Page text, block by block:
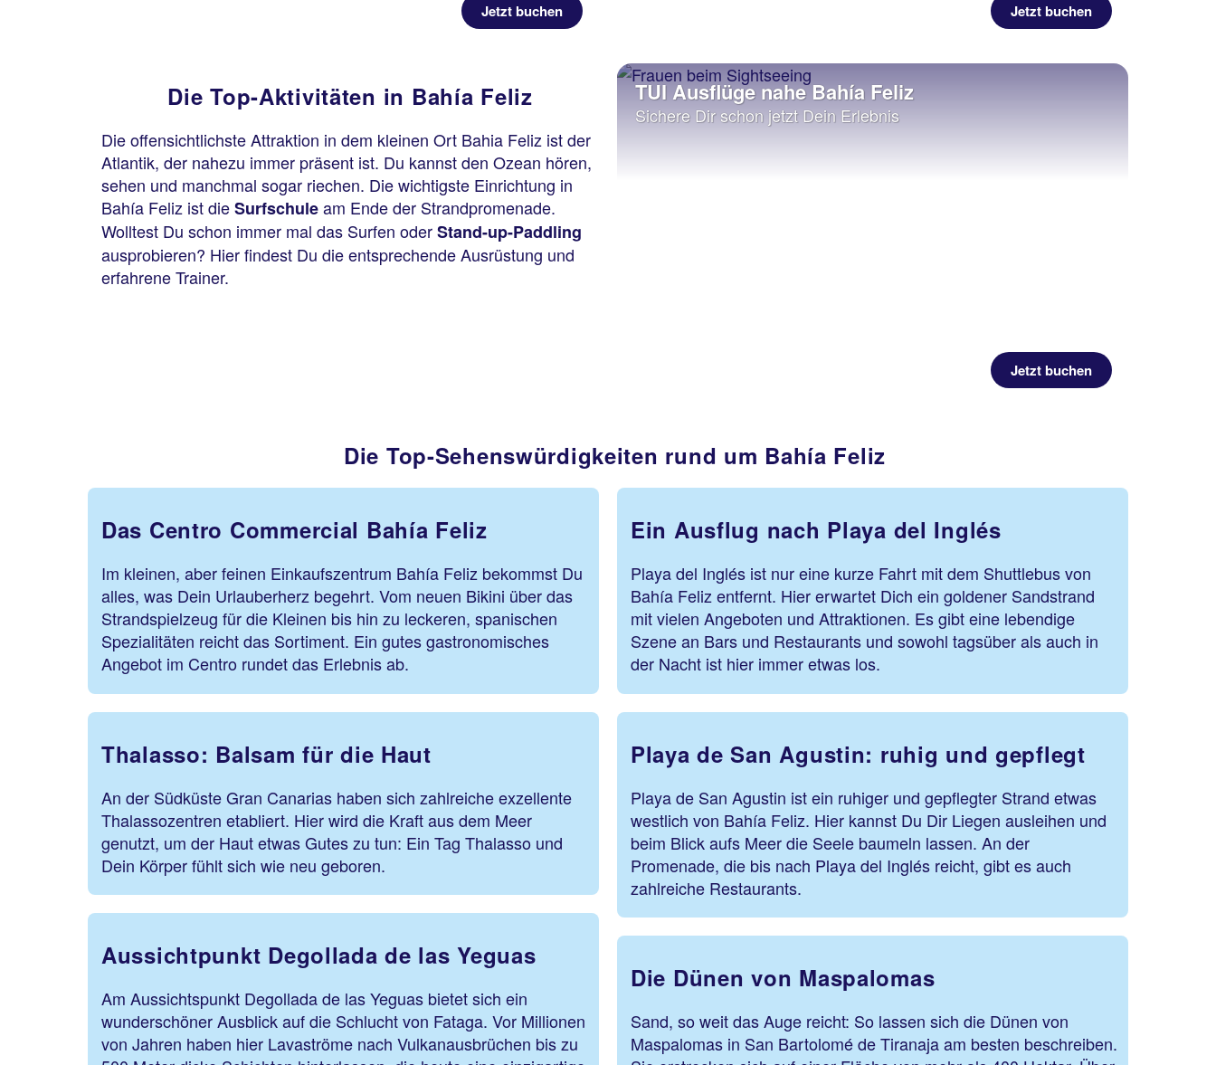
Jetzt buchen Jetzt buchen
Die Top-Aktivitäten in Bahía Feliz
Die offensichtlichste Attraktion in dem kleinen Ort Bahia Feliz ist der
Atlantik, der nahezu immer präsent ist. Du kannst den Ozean hören,
sehen und manchmal sogar riechen. Die wichtigste Einrichtung in
Bahía Feliz ist dieSurfschuleam Ende der Strandpromenade.
Wolltest Du schon immer mal das Surfen oderStand-up-Paddling
ausprobieren? Hier findest Du die entsprechende Ausrüstung und
erfahrene Trainer.
TUI Ausflüge nahe Bahía Feliz
Sichere Dir schon jetzt Dein Erlebnis
Jetzt buchen
Die Top-Sehenswürdigkeiten rund um Bahía Feliz
Das Centro Commercial Bahía Feliz
Im kleinen, aber feinen Einkaufszentrum Bahía Feliz bekommst Du
alles, was Dein Urlauberherz begehrt. Vom neuen Bikini über das
Strandspielzeug für die Kleinen bis hin zu leckeren, spanischen
Spezialitäten reicht das Sortiment. Ein gutes gastronomisches
Angebot im Centro rundet das Erlebnis ab.
Thalasso: Balsam für die Haut
An der Südküste Gran Canarias haben sich zahlreiche exzellente
Thalassozentren etabliert. Hier wird die Kraft aus dem Meer
genutzt, um der Haut etwas Gutes zu tun: Ein Tag Thalasso und
Dein Körper fühlt sich wie neu geboren.
Aussichtpunkt Degollada de las Yeguas
Am Aussichtspunkt Degollada de las Yeguas bietet sich ein
wunderschöner Ausblick auf die Schlucht von Fataga. Vor Millionen
von Jahren haben hier Lavaströme nach Vulkanausbrüchen bis zu
Ein Ausflug nach Playa del Inglés
Playa del Inglés ist nur eine kurze Fahrt mit dem Shuttlebus von
Bahía Feliz entfernt. Hier erwartet Dich ein goldener Sandstrand
mit vielen Angeboten und Attraktionen. Es gibt eine lebendige
Szene an Bars und Restaurants und sowohl tagsüber als auch in
der Nacht ist hier immer etwas los.
Playa de San Agustin: ruhig und gepflegt
Playa de San Agustin ist ein ruhiger und gepflegter Strand etwas
westlich von Bahía Feliz. Hier kannst Du Dir Liegen ausleihen und
beim Blick aufs Meer die Seele baumeln lassen. An der
Promenade, die bis nach Playa del Inglés reicht, gibt es auch
zahlreiche Restaurants.
Die Dünen von Maspalomas
Sand, so weit das Auge reicht: So lassen sich die Dünen von
Maspalomas in San Bartolomé de Tiranaja am besten beschreiben.